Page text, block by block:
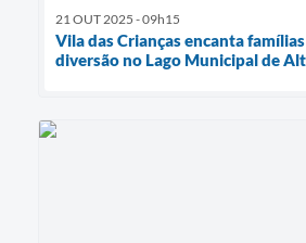
21 OUT 2025 - 09h15
Vila das Crianças encanta
diversão no Lago Municipal de